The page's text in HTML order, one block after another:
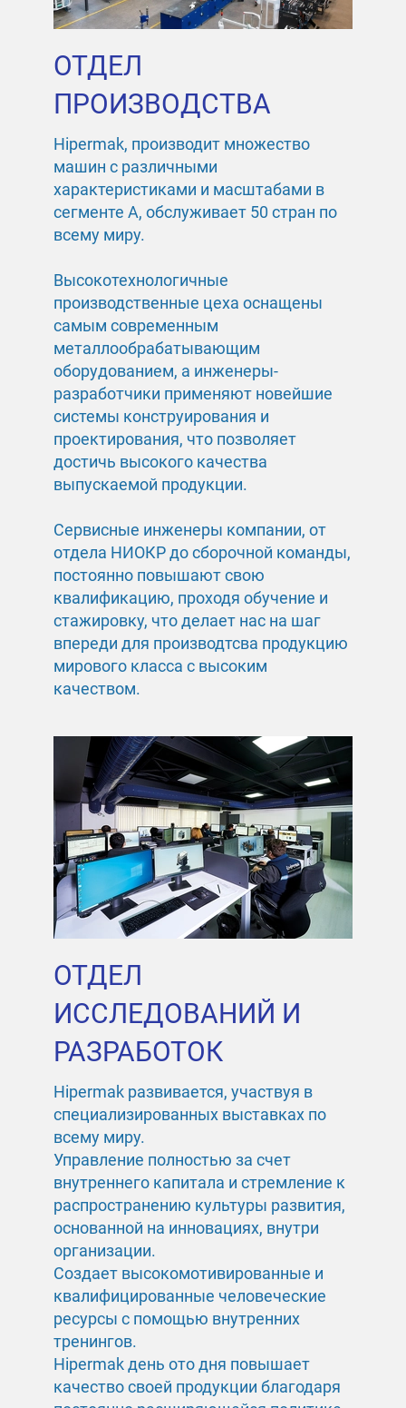
ОТДЕЛ
ПРОИЗВОДСТВА
Hipermak, производит множество
машин с различными
характеристиками и масштабами в
сегменте A, обслуживает 50 стран по
всему миру.
Высокотехнологичные
производственные цеха оснащены
самым современным
металлообрабатывающим
оборудованием, а инженеры-
разработчики применяют новейшие
системы конструирования и
проектирования, что позволяет
достичь высокого качества
выпускаемой продукции.
Сервисные инженеры компании, от
отдела НИОКР до сборочной команды,
постоянно повышают свою
квалификацию, проходя обучение и
стажировку, что делает нас на шаг
впереди для производтсва продукцию
мирового класса с высоким
качеством.
ОТДЕЛ
ИССЛЕДОВАНИЙ И
РАЗРАБОТОК
Hipermak развивается, участвуя в
специализированных выставках по
всему миру.
Управление полностью за счет
внутреннего капитала и стремление к
распространению культуры развития,
основанной на инновациях, внутри
организации.
Создает высокомотивированные и
квалифицированные человеческие
ресурсы с помощью внутренних
тренингов.
Hipermak день ото дня повышает
качество своей продукции благодаря